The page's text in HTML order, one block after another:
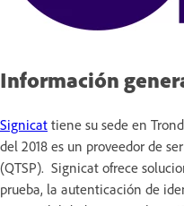
Información
Signicat tiene su sede en
del 2018 es un proveedor de
(QTSP). Signicat ofrece
prueba, la autenticación de